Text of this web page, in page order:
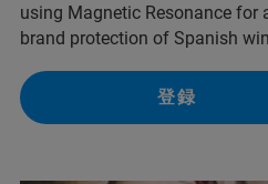
using Magnetic Resonance for
brand protection of Spanish
登録